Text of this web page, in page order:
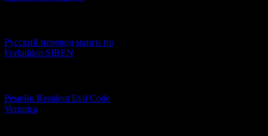
Русский перевод манги по
Forbidden SIREN
Ремейк Resident Evil Code
Veronica